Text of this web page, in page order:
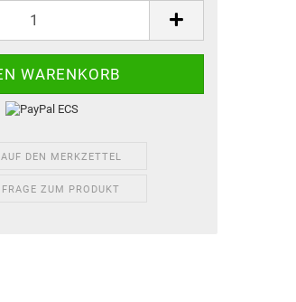
AUF DEN MERKZETTEL
FRAGE ZUM PRODUKT